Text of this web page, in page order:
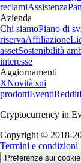
reclamiAssistenza
Azienda
Chi siamoPiano di
riservaAffiliazione
assetSostenibilità
interesse
Aggiornamenti
XNovità sui
prodottiEventiReddit
Cryptocurrency in
Copyright © 2018-
Termini e condizioni
Preferenze sui cookie